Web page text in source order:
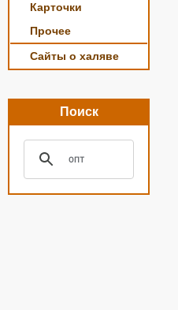
Карточки
Прочее
Сайты о халяве
Поиск